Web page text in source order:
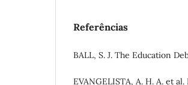
Referências
BALL, S. J. The Education
EVANGELISTA, A. H. A. et